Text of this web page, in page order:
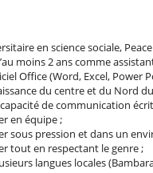
en science sociale,
moins 2 ans comme
Office (Word, Excel, Power
du centre et du Nord
de communication
en équipe ;
sous pression et dans un
tout en respectant le genre ;
langues locales